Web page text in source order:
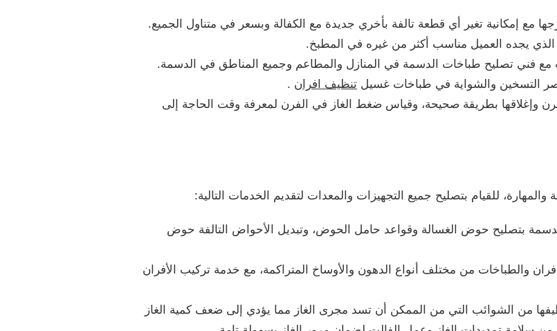
مع إمكانية تغير أي قطعة تالفة بأخري جديدة مع الكفالة وبسعر في متناول الجميع.
الذي يجده العميل مناسب أكثر من غيره في المطبخ.
مع فني تصليح طباخات الدسمة في المنازل والمطاعم وجميع المناطق في الدسمة.
التسخين والشواية في طباخات غسيل تنظيف افران .
وإغلاقها بطريقة صحيحة، وقياس ضغط الغاز في الفرن لمعرفة وقت الحاجة إلى
للقيام بتصليح جميع التجهيزات والمعدات لتقديم الخدمات التالية:
بتصليح حوض الغسالة وقواعد حامل الحوض، وتبديل الأحواض التالفة حوض
والطباخات من مختلف أنواع الدهون والأوساخ المتراكمة، مع خدمة تركيب الأفران
من الشوائب التي من الممكن أن تسد مجرى الغاز مما يؤدي إلى ضعف كمية الغاز